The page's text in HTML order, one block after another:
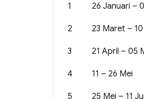
1 26 Januari –
2 23 Maret –
3 21 April – 05
4 11 – 26 Mei
5 25 Mei – 11